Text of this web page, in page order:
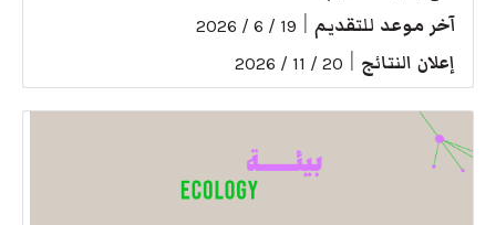
آخر موعد للتقديم 19 / 6 / 2026
إعلان النتائج 20 / 11 / 2026